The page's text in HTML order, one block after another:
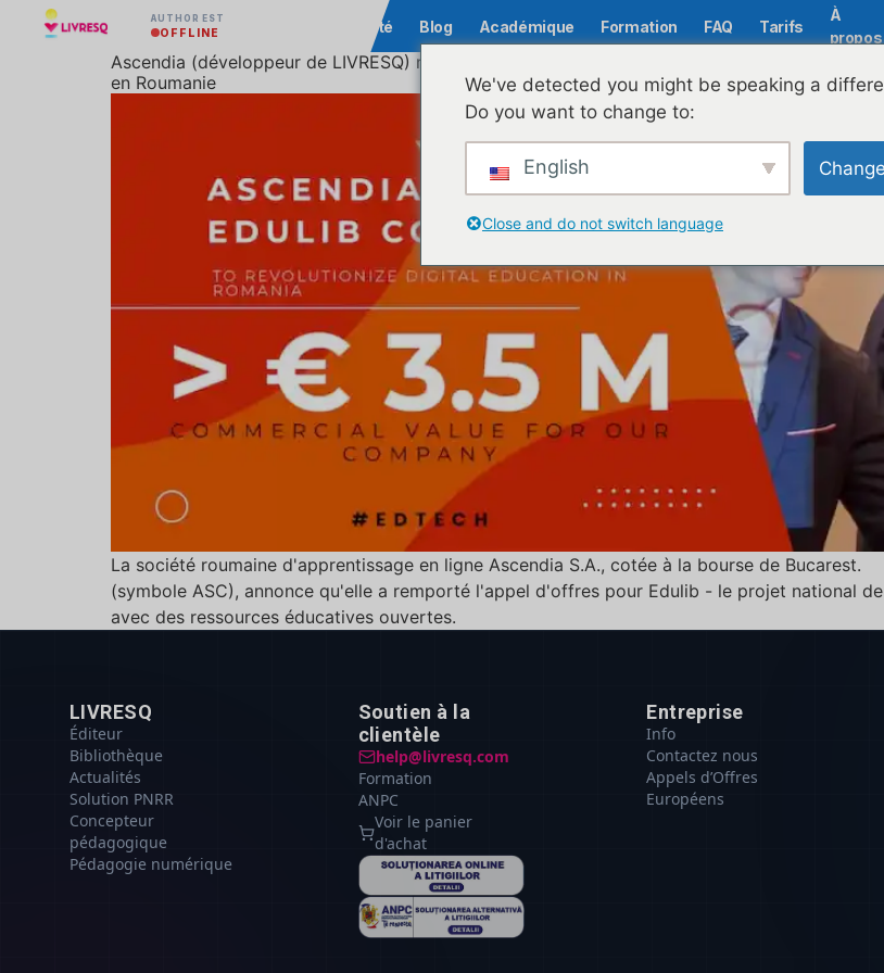
AUTHOR EST
OFFLINE Communauté Blog Académique Formation FAQ Tarifs
À
propos
Ascendia (développeur de LIVRESQ) remporte un contrat Edulib d'une valeur de plus de
en Roumanie
La société roumaine d'apprentissage en ligne Ascendia S.A., cotée à la bourse de Bucarest.
(symbole ASC), annonce qu'elle a remporté l'appel d'offres pour Edulib - le projet national
avec des ressources éducatives ouvertes.
LIVRESQ
Éditeur
Bibliothèque
Actualités
Solution PNRR
Concepteur
pédagogique
Pédagogie numérique
Soutien à la
clientèle
help@livresq.com
Formation
ANPC
Voir le panier
d'achat
Entreprise
Info
Contactez nous
Appels d’Offres
Européens
We've detected you might be speaking a
Do you want to change to:
English
Close and do not switch language